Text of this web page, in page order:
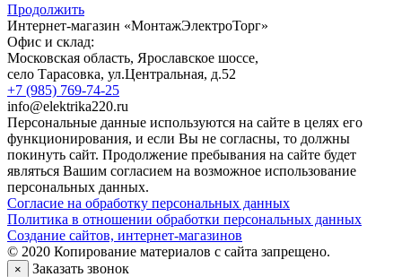
Продолжить
Интернет-магазин «МонтажЭлектроТорг»
Офис и склад:
Московская область, Ярославское шоссе,
село Тарасовка, ул.Центральная, д.52
+7 (985) 769-74-25
info@elektrika220.ru
Персональные данные используются на сайте в целях его
функционирования, и если Вы не согласны, то должны
покинуть сайт. Продолжение пребывания на сайте будет
являться Вашим согласием на возможное использование
персональных данных.
Согласие на обработку персональных данных
Политика в отношении обработки персональных данных
Создание сайтов, интернет-магазинов
© 2020 Копирование материалов с сайта запрещено.
× Заказать звонок